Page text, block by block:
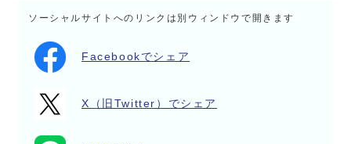
ソーシャルサイトへのリンクは別ウィンドウで開きます
Facebookでシェア
X（旧Twitter）でシェア